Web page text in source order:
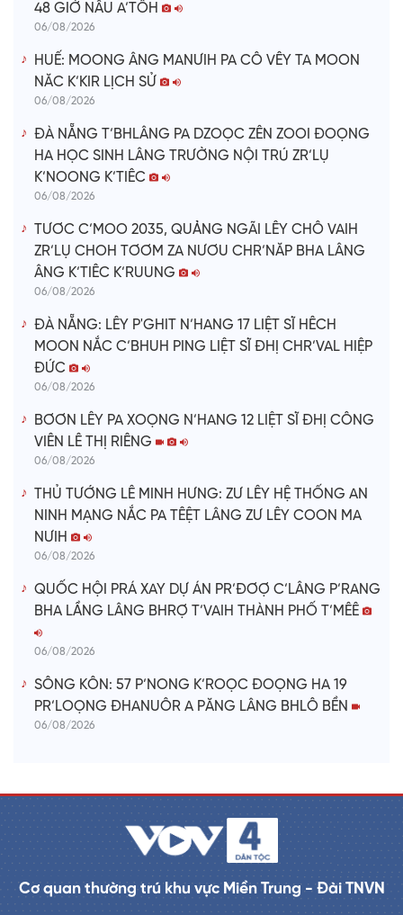
48 GIỜ NÂU A’TÔH
06/08/2026
HUẾ: MOONG ÂNG MANƯIH PA CÔ VÊY TA MOON
NĂC K’KIR LỊCH SỬ
06/08/2026
ĐÀ NẴNG T’BHLÂNG PA DZOỌC ZÊN ZOOI ĐOỌNG
HA HỌC SINH LÂNG TRƯỜNG NỘI TRÚ ZR’LỤ
K’NOONG K’TIÊC
06/08/2026
TƯƠC C’MOO 2035, QUẢNG NGÃI LÊY CHÔ VAIH
ZR’LỤ CHOH TƠƠM ZA NƯƠU CHR’NĂP BHA LÂNG
ÂNG K’TIÊC K’RUUNG
06/08/2026
ĐÀ NẴNG: LÊY P'GHIT N’HANG 17 LIỆT SĨ HÊCH
MOON NẮC C’BHUH PING LIỆT SĨ ĐHỊ CHR’VAL HIỆP
ĐỨC
06/08/2026
BƠƠN LÊY PA XOỌNG N’HANG 12 LIỆT SĨ ĐHỊ CÔNG
VIÊN LÊ THỊ RIÊNG
06/08/2026
THỦ TƯỚNG LÊ MINH HƯNG: ZƯ LÊY HỆ THỐNG AN
NINH MẠNG NẮC PA TÊỆT LÂNG ZƯ LÊY COON MA
NƯIH
06/08/2026
QUỐC HỘI PRÁ XAY DỰ ÁN PR’ĐƠỢ C’LÂNG P’RANG
BHA LẦNG LÂNG BHRỢ T’VAIH THÀNH PHỐ T’MÊÊ
06/08/2026
SÔNG KÔN: 57 P’NONG K’ROỌC ĐOỌNG HA 19
PR’LOỌNG ĐHANUÔR A PĂNG LÂNG BHLÔ BỀN
06/08/2026
Cơ quan thường trú khu vực Miền Trung - Đài TNVN